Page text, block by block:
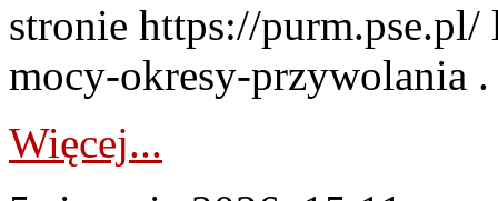
stronie https://
mocy-okresy-przywolania
Więcej...